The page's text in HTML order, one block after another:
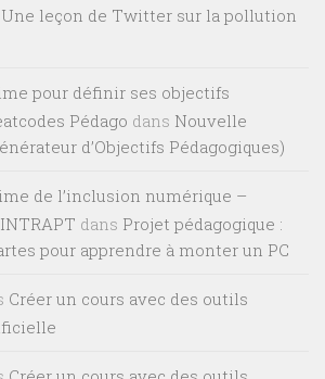
Une leçon de Twitter sur la pollution
pour définir ses objectifs
Pédago dans Nouvelle
d’Objectifs Pédagogiques)
de l’inclusion numérique –
dans Projet pédagogique :
pour apprendre à monter un PC
Créer un cours avec des outils